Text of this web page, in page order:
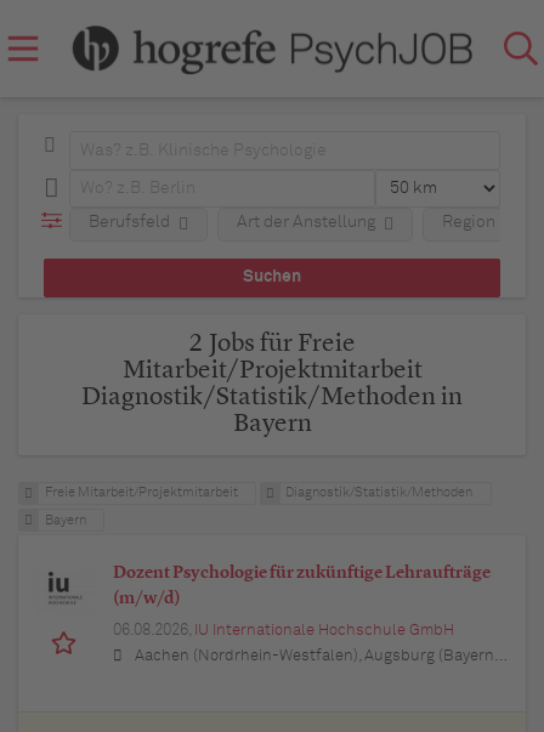
Berufsfeld Art der Anstellung Region
2 Jobs für Freie
Mitarbeit/Projektmitarbeit
Diagnostik/Statistik/Methoden in
Bayern
Freie Mitarbeit/Projektmitarbeit Diagnostik/Statistik/Methoden
Bayern
Dozent Psychologie für zukünftige Lehraufträge
(m/w/d)
06.08.2026, IU Internationale Hochschule GmbH
Aachen (Nordrhein-Westfalen), Augsburg (Bayern), Berlin, Bielefeld (Nordrhein-Westfalen), Bochum (Nordrhein-Westfalen), Bonn (Nordrhein-Westfalen), Braunschweig (Niedersachsen), Bremen, Dortmund (Nordrhein-Westfalen), Dresden (Sachsen), Duisburg (Nordrhein-Westfalen), Düsseldorf (Nordrhein-Westfalen), Erfurt (Thüringen), Essen (Nordrhein-Westfalen), Freiburg im Breisgau (Baden-Württemberg), Hamburg, Hannover (Niedersachsen), Karlsruhe (Baden-Württemberg), Kiel (Schleswig-Holstein), Köln (Nordrhein-Westfalen), Leipzig (Sachsen), Lübeck (Schleswig-Holstein), München (Bayern), Mannheim (Baden-Württemberg), München (Bayern), Münster (Nordrhein-Westfalen), Nürnberg (Bayern), Regensburg (Bayern), Rostock (Mecklenburg-Vorpommern), Stuttgart (Baden-Württemberg), Ulm (Baden-Württemberg), Wuppertal (Nordrhein-Westfalen)